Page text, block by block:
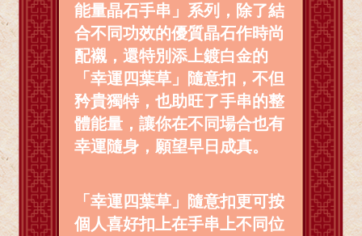
能量晶石手串」系列，除了結
合不同功效的優質晶石作時尚
配襯，還特別添上鍍白金的
「幸運四葉草」隨意扣，不但
矜貴獨特，也助旺了手串的整
體能量，讓你在不同場合也有
幸運隨身，願望早日成真。
「幸運四葉草」隨意扣更可按
個人喜好扣上在手串上不同位